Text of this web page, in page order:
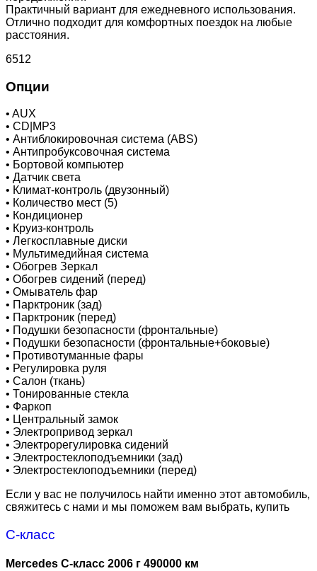
Практичный вариант для ежедневного использования.
Отлично подходит для комфортных поездок на любые
расстояния.
6512
Опции
• AUX
• CD|MP3
• Антиблокировочная система (ABS)
• Антипробуксовочная система
• Бортовой компьютер
• Датчик света
• Климат-контроль (двузонный)
• Количество мест (5)
• Кондиционер
• Круиз-контроль
• Легкосплавные диски
• Мультимедийная система
• Обогрев Зеркал
• Обогрев сидений (перед)
• Омыватель фар
• Парктроник (зад)
• Парктроник (перед)
• Подушки безопасности (фронтальные)
• Подушки безопасности (фронтальные+боковые)
• Противотуманные фары
• Регулировка руля
• Салон (ткань)
• Тонированные стекла
• Фаркоп
• Центральный замок
• Электропривод зеркал
• Электрорегулировка сидений
• Электростеклоподъемники (зад)
• Электростеклоподъемники (перед)
Если у вас не получилось найти именно этот автомобиль,
свяжитесь с нами и мы поможем вам выбрать, купить
C-класс
Mercedes C-класс 2006 г 490000 км